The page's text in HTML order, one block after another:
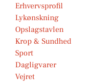
Erhvervsprofil
Lykønskning
Opslagstavlen
Krop & Sundhed
Sport
Dagligvarer
Vejret